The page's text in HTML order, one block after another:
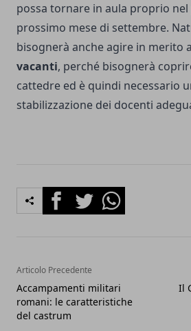
possa tornare in aula proprio
prossimo mese di settembre.
bisognerà anche agire in merito
vacanti, perché bisognerà
cattedre ed è quindi necessario
stabilizzazione dei docenti
FacebookTwitterWhatsapp
Articolo Precedente
Accampamenti militari
romani: le caratteristiche
del castrum
Il